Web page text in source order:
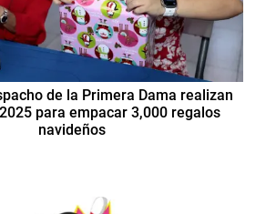
de la Primera Dama realizan
para empacar 3,000 regalos
navideños